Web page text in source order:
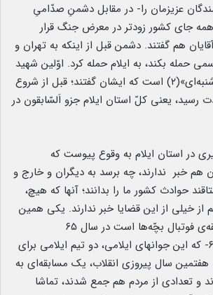
عزیزمان را- در مقابل دشمنِ صدّامیِ
همه‌ جای کشور زودتر در معرض جنگ قرار
هم گفتند. دشمن قبل از اینکه به تهران و
حمله بکند، به ایلام حمله کرد. اوّلین شهید
هم که همان شهید «شنبه‌ای»(۲) است که ایشان گفتند؛ قبل از شروع
رسید، یعنی کلّ استان ایلام جزو اَلسّابقون در
در استان ایلام به وقوع پیوست که
هم خبر ندارند، چه برسد به دیگران و خارج و
حوادث کشور ما را بدانند؛ آنها که هیچ،
خیلی از این قضایا خبر ندارند. یکی همین
قضیّه‌ی بمباران مسابقه‌ی فوتبال بچّه‌ها است در سال ۶۵
-بیست‌وسوّم بهمن ۶۵- که این جوانهای ایلامی، دو تیم ایلامی برای
هفتمین سال پیروزی انقلاب، یک مسابقه‌ای به
و تعدادی از مردم هم جمع شدند، تماشا